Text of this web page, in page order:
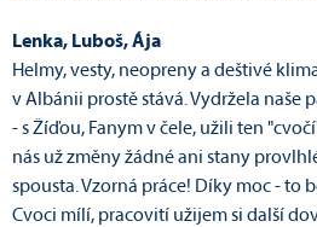
Lenka, Luboš, Ája
Helmy, vesty, neopreny a deštivé
v Albánii prostě stává. Vydržela naše
- s Žíďou, Fanym v čele, užili ten
nás už změny žádné ani stany
spousta. Vzorná práce! Díky moc - to
Cvoci mílí, pracovití užijem si další